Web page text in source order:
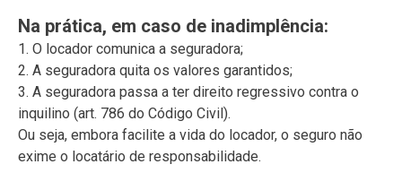
Na prática, em caso de inadimplência:
1. O locador comunica a seguradora;
2. A seguradora quita os valores garantidos;
3. A seguradora passa a ter direito regressivo contra o
inquilino (art. 786 do Código Civil).
Ou seja, embora facilite a vida do locador, o seguro não
exime o locatário de responsabilidade.